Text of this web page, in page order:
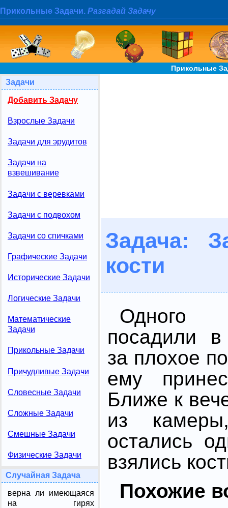
Прикольные Задачи. Разгадай Задачу
Прикольные
Задачи
Добавить Задачу
Взрослые Задачи
Задачи для эрудитов
Задачи на
взвешивание
Задачи с веревками
Задачи с подвохом
Задачи со спичками
Графические Задачи
Исторические Задачи
Логические Задачи
Математические
Задачи
Прикольные Задачи
Причудливые Задачи
Словесные Задачи
Сложные Задачи
Смешные Задачи
Физические Задачи
Случайная Задача
верна ли имеющаяся
на гирях
Задача:
кости
Одного
посадили в
за плохое
ему
Ближе к
из
остались
взялись
Похожие